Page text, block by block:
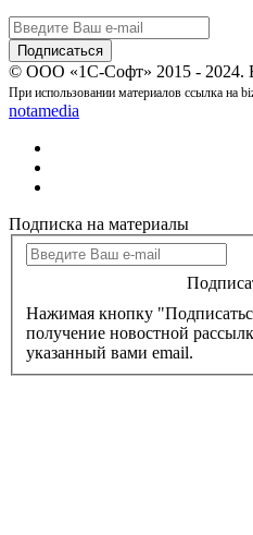
© ООО «1С-Софт» 2015 - 2024.
При использовании материалов ссылка на
notamedia
Подписка на материалы
Нажимая кнопку
получение новостной
указанный вами email.